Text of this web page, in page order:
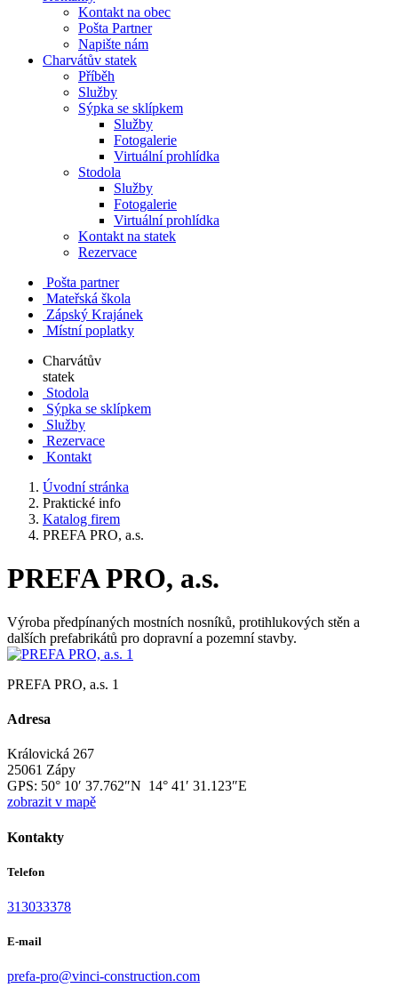
Kontakt na obec
Pošta Partner
Napište nám
Charvátův statek
Příběh
Služby
Sýpka se sklípkem
Služby
Fotogalerie
Virtuální prohlídka
Stodola
Služby
Fotogalerie
Virtuální prohlídka
Kontakt na statek
Rezervace
Pošta partner
Mateřská škola
Zápský Krajánek
Místní poplatky
Charvátův
statek
Stodola
Sýpka se sklípkem
Služby
Rezervace
Kontakt
Úvodní stránka
Praktické info
Katalog firem
PREFA PRO, a.s.
PREFA PRO, a.s.
Výroba předpínaných mostních nosníků, protihlukových stěn a
dalších prefabrikátů pro dopravní a pozemní stavby.
PREFA PRO, a.s. 1
Adresa
Královická 267
25061 Zápy
GPS: 50° 10′ 37.762″N 14° 41′ 31.123″E
zobrazit v mapě
Kontakty
Telefon
313033378
E-mail
prefa-pro@vinci-construction.com